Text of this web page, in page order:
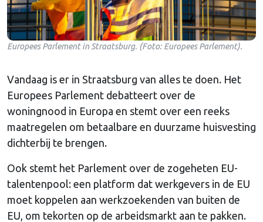
Europees Parlement in Straatsburg. (Foto: Europees Parlement).
Vandaag is er in Straatsburg van alles te doen. Het
Europees Parlement debatteert over de
woningnood in Europa en stemt over een reeks
maatregelen om betaalbare en duurzame huisvesting
dichterbij te brengen.
Ook stemt het Parlement over de zogeheten EU-
talentenpool: een platform dat werkgevers in de EU
moet koppelen aan werkzoekenden van buiten de
EU, om tekorten op de arbeidsmarkt aan te pakken.